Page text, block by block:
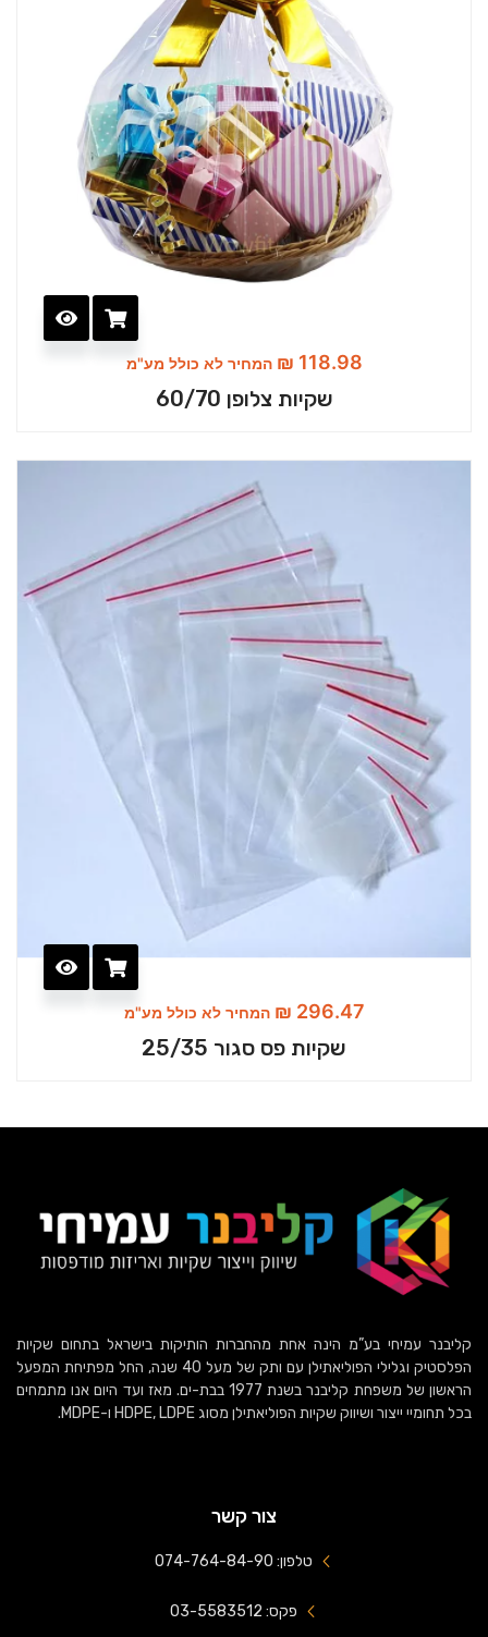
₪ 118.98 המחיר לא כולל מע"מ
שקיות צלופן 60/70
₪ 296.47 המחיר לא כולל מע"מ
שקיות פס סגור 25/35
קליבנר עמיחי בע”מ הינה אחת מהחברות הותיקות בישראל בתחום שקיות
הפלסטיק וגלילי הפוליאתילן עם ותק של מעל 40 שנה, החל מפתיחת המפעל
הראשון של משפחת קליבנר בשנת 1977 בבת-ים. מאז ועד היום אנו מתמחים
בכל תחומיי ייצור ושיווק שקיות הפוליאתילן מסוג HDPE, LDPE ו-MDPE.
צור קשר
טלפון: 074-764-84-90
פקס: 03-5583512